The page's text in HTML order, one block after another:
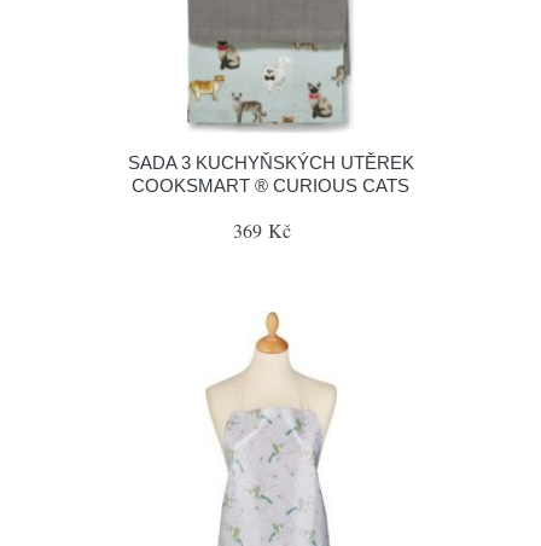
SADA 3 KUCHYŇSKÝCH UTĚREK
COOKSMART ® CURIOUS CATS
369 Kč